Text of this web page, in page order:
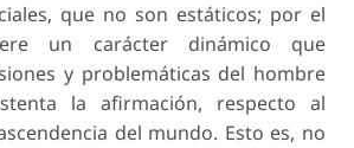
que no son estáticos; por el
un carácter dinámico que
y problemáticas del hombre
la afirmación, respecto al
del mundo. Esto es, no